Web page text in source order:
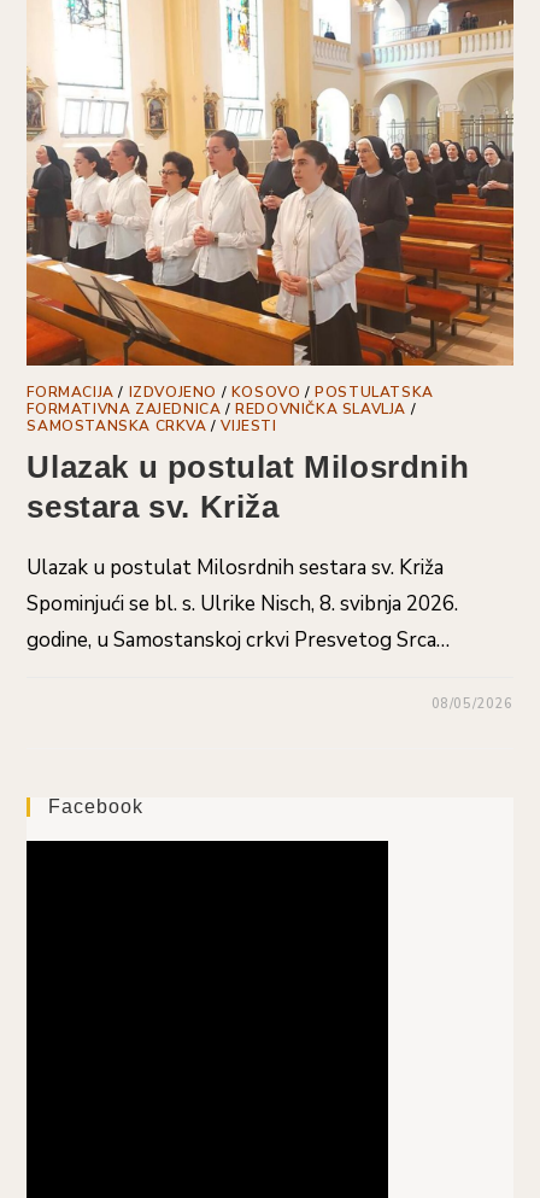
FORMACIJA / IZDVOJENO / KOSOVO /POSTULATSKA
FORMATIVNA ZAJEDNICA /REDOVNIČKA SLAVLJA /
SAMOSTANSKA CRKVA /VIJESTI
Ulazak u postulat Milosrdnih
sestara sv. Križa
Ulazak u postulat Milosrdnih sestara sv. Križa
Spominjući se bl. s. Ulrike Nisch, 8. svibnja 2026.
godine, u Samostanskoj crkvi Presvetog Srca…
08/05/2026
Facebook